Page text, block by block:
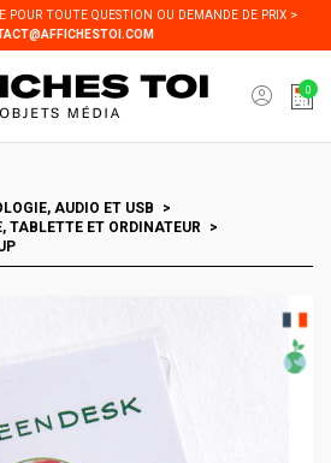
POUR TOUTE QUESTION OU DEMANDE DE PRIX >
0
AUDIO ET USB
TABLETTE ET ORDINATEUR